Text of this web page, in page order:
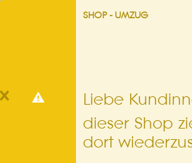
SHOP - UMZUG
Liebe
dieser Shop
dort